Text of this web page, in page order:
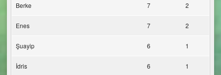
Berke 7 2
Enes 7 2
Şuayip 6 1
İdris 6 1